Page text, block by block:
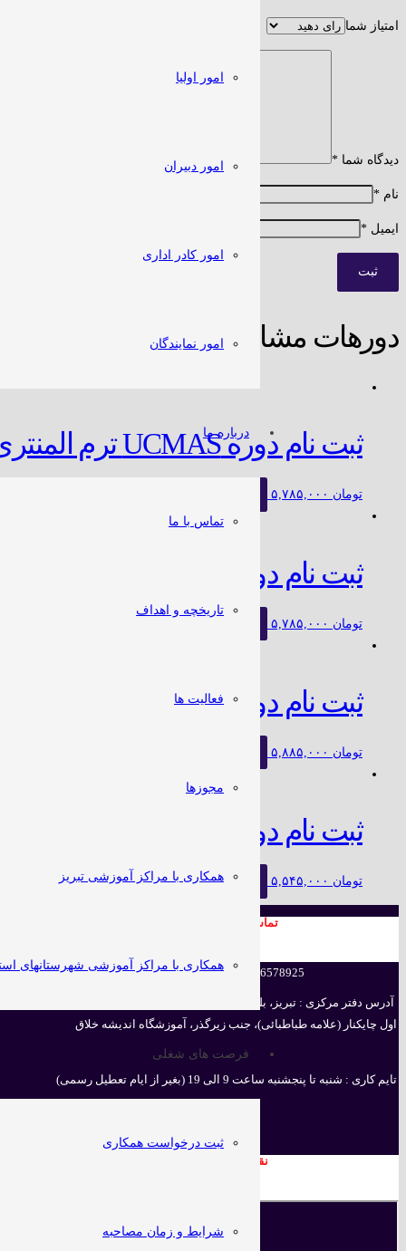
امور اولیا
امور دبیران
امور کادر اداری
امور نمایندگان
درباره ما
تماس با ما
تاریخچه و اهداف
فعالیت ها
مجوزها
همکاری با مراکز آموزشی تبریز
همکاری با مراکز آموزشی شهرستانهای
فرصت های شغلی
ثبت درخواست همکاری
شرایط و زمان مصاحبه
امتیاز شما
دیدگاه شما *
نام *
ایمیل *
دورهات مشابه
ثبت نام دوره UCMAS ترم المنتری بی (Elementary B)
تومان
ثبت نام دوره UCMAS ترم اول
تومان
ثبت نام دوره UCMAS ترم ادونس (Advance)
تومان
ثبت نام دوره IMATHS ترم 2A
تومان ثبت نام
تماس با اندیشه خلاق
041-36578925 , 041-36578105
آدرس دفتر مرکزی : تبریز، بلوار هفت تیر، نرسیده به چهار راه آبرسان،
اول چایکنار (علامه طباطبائی)، جنب زیرگذر، آموزشگاه اندیشه خلاق
تایم کاری : شنبه تا پنجشنبه ساعت 9 الی 19 (بغیر از ایام تعطیل رسمی)
نقشه ما در گوگل